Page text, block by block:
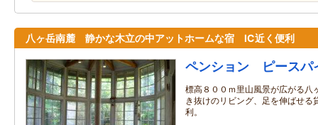
八ヶ岳南麓 静かな木立の中アットホームな宿 IC近く便利
ペンション ピースパ
標高８００ｍ里山風景が広がる八
き抜けのリビング、足を伸ばせる
利。